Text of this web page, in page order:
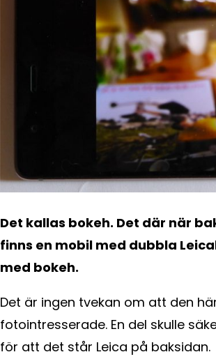
Det kallas bokeh. Det där när
finns en mobil med dubbla
med bokeh.
Det är ingen tvekan om att den
fotointresserade. En del skulle
för att det står Leica på baksidan.